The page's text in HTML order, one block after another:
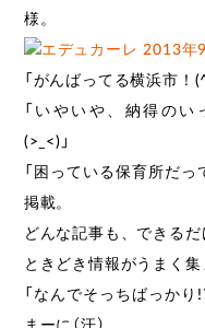
様。
「がんばってる横浜市！
「いやいや、納得のい
(>_<)」
「困っている保育所だっ
掲載。
どんな記事も、できる
ときどき情報がうまく集
「なんでそっちばっかり